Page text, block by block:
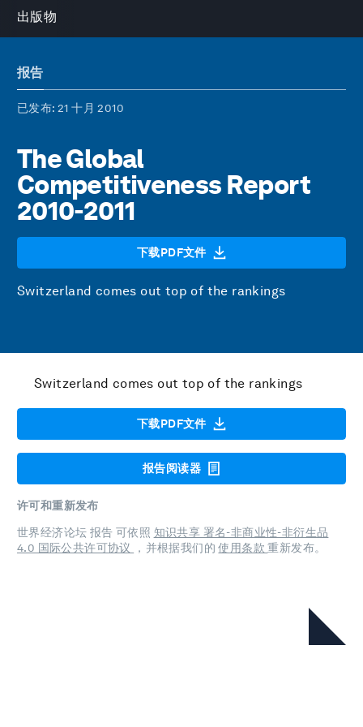
出版物
报告
已发布: 21 十月 2010
The Global
Competitiveness Report
2010-2011
下载PDF文件
Switzerland comes out top of the rankings
Switzerland comes out top of the rankings
下载PDF文件
报告阅读器
许可和重新发布
世界经济论坛 报告 可依照 知识共享 署名-非商业性-非衍生品
4.0 国际公共许可协议
，并根据我们的使用条款重新发布。